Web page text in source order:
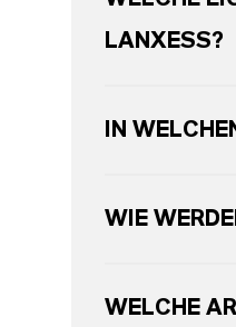
LANXESS?
IN
WIE
WELCHE